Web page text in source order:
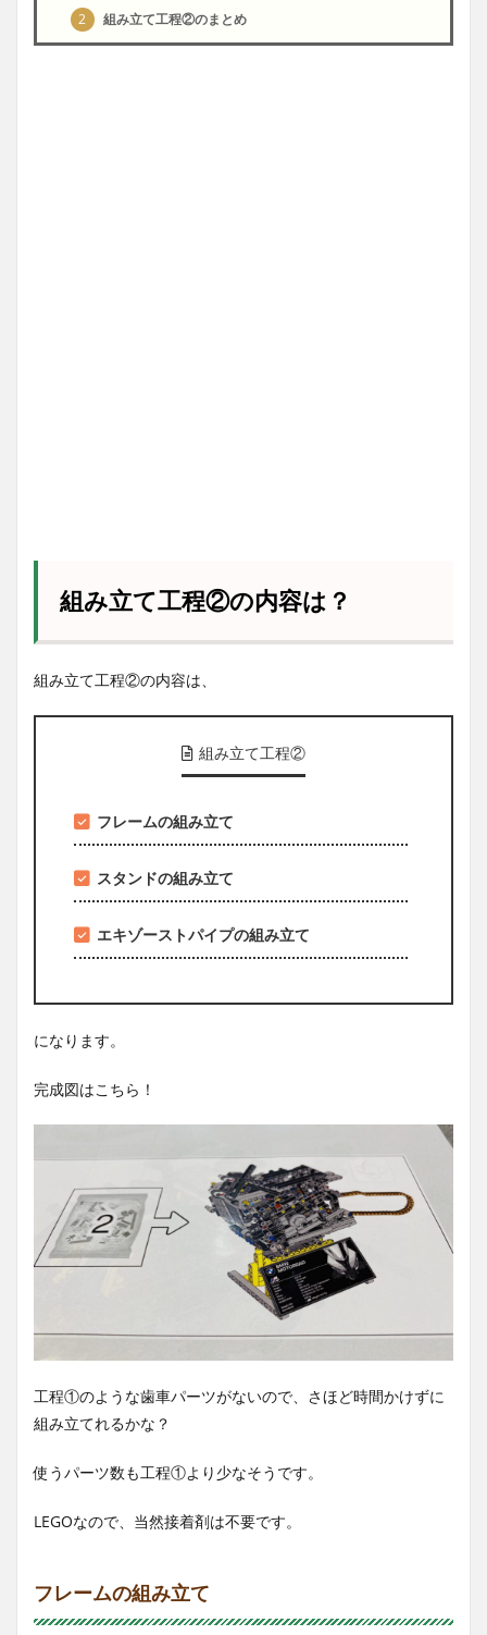
2
組み立て工程②のまとめ
組み立て工程②の内容は？
組み立て工程②の内容は、
組み立て工程②
フレームの組み立て
スタンドの組み立て
エキゾーストパイプの組み立て
になります。
完成図はこちら！
工程①のような歯車パーツがないので、さほど時間かけずに
組み立てれるかな？
使うパーツ数も工程①より少なそうです。
LEGOなので、当然接着剤は不要です。
フレームの組み立て